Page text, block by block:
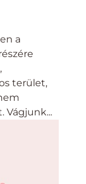
a
terület,
Vágjunk...